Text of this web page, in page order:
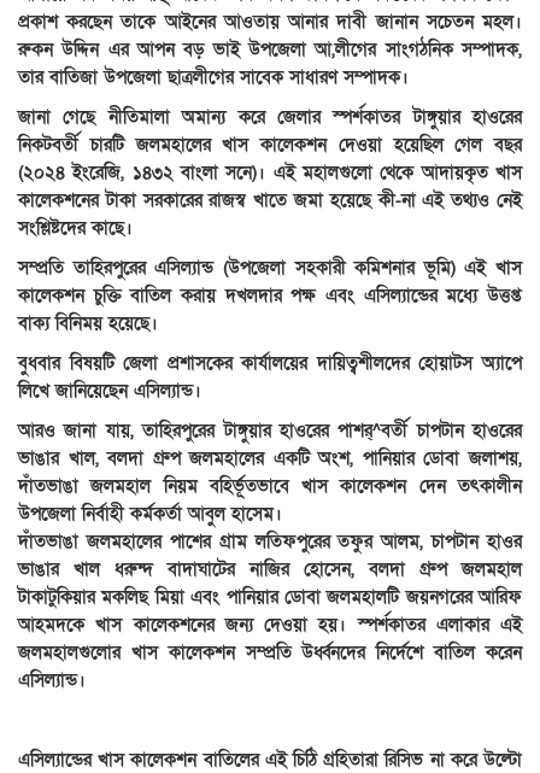
প্রকাশ করছেন তাকে আইনের আওতায় আনার দাবী জানান সচেতন মহল।
রুকন উদ্দিন এর আপন বড় ভাই উপজেলা আ,লীগের সাংগঠনিক সম্পাদক,
তার বাতিজা উপজেলা ছাত্রলীগের সাবেক সাধারণ সম্পাদক।
জানা গেছে নীতিমালা অমান্য করে জেলার স্পর্শকাতর টাঙ্গুয়ার হাওরের
নিকটবর্তী চারটি জলমহালের খাস কালেকশন দেওয়া হয়েছিল গেল বছর
(২০২৪ ইংরেজি, ১৪৩২ বাংলা সনে)। এই মহালগুলো থেকে আদায়কৃত খাস
কালেকশনের টাকা সরকারের রাজস্ব খাতে জমা হয়েছে কী-না এই তথ্যও নেই
সংশ্লিষ্টদের কাছে।
সম্প্রতি তাহিরপুরের এসিল্যান্ড (উপজেলা সহকারী কমিশনার ভূমি) এই খাস
কালেকশন চুক্তি বাতিল করায় দখলদার পক্ষ এবং এসিল্যান্ডের মধ্যে উত্তপ্ত
বাক্য বিনিময় হয়েছে।
বুধবার বিষয়টি জেলা প্রশাসকের কার্যালয়ের দায়িত্বশীলদের হোয়াটস অ্যাপে
লিখে জানিয়েছেন এসিল্যান্ড।
আরও জানা যায়, তাহিরপুরের টাঙ্গুয়ার হাওরের পাশর্^বর্তী চাপটান হাওরের
ভাঙার খাল, বলদা গ্রুপ জলমহালের একটি অংশ, পানিয়ার ডোবা জলাশয়,
দাঁতভাঙা জলমহাল নিয়ম বহির্ভূতভাবে খাস কালেকশন দেন তৎকালীন
উপজেলা নির্বাহী কর্মকর্তা আবুল হাসেম।
দাঁতভাঙা জলমহালের পাশের গ্রাম লতিফপুরের তফুর আলম, চাপটান হাওর
ভাঙার খাল ধরুন্দ বাদাঘাটের নাজির হোসেন, বলদা গ্রুপ জলমহাল
টাকাটুকিয়ার মকলিছ মিয়া এবং পানিয়ার ডোবা জলমহালটি জয়নগরের আরিফ
আহমদকে খাস কালেকশনের জন্য দেওয়া হয়। স্পর্শকাতর এলাকার এই
জলমহালগুলোর খাস কালেকশন সম্প্রতি উর্ধ্বনদের নির্দেশে বাতিল করেন
এসিল্যান্ড।
এসিল্যান্ডের খাস কালেকশন বাতিলের এই চিঠি গ্রহিতারা রিসিভ না করে উল্টো